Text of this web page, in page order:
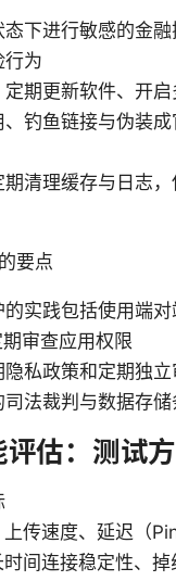
下进行敏感的金
行为
期更新软件、开
钓鱼链接与伪装
清理缓存与日志
要点
实践包括使用端
审查应用权限
私政策和定期独
法裁判与数据存储
估：测试
传速度、延迟（
间连接稳定性、掉